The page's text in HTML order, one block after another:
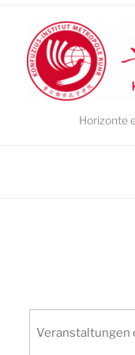
Horizonte